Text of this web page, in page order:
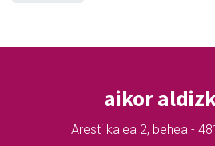
aikor
Aresti kalea 2, behea -